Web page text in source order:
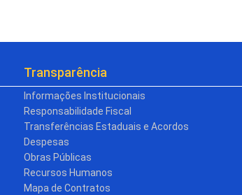
Transparência
Informações Institucionais
Responsabilidade Fiscal
Transferências Estaduais e Acordos
Despesas
Obras Públicas
Recursos Humanos
Mapa de Contratos